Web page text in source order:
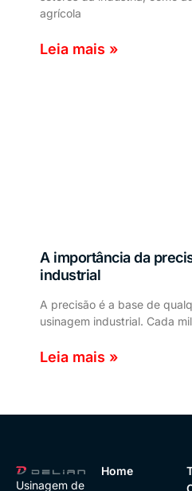
agrícola
Leia mais »
A importância da
industrial
A precisão é a base de
usinagem industrial. Cada
Leia mais »
Usinagem de
Home